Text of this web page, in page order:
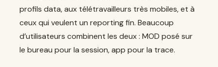
profils data, aux télétravailleurs très mobiles, et à
ceux qui veulent un reporting fin. Beaucoup
d’utilisateurs combinent les deux : MOD posé sur
le bureau pour la session, app pour la trace.